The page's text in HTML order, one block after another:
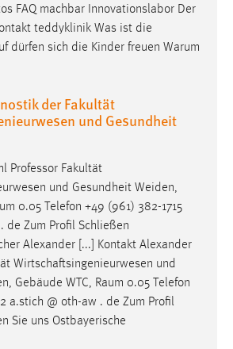
FAQ machbar Innovationslabor Der
teddyklinik Was ist die
dürfen sich die Kinder freuen Warum
der Fakultät
und Gesundheit
Professor Fakultät
und Gesundheit Weiden,
0.05 Telefon +49 (961) 382-1715
de Zum Profil Schließen
Alexander [...] Kontakt Alexander
Wirtschaftsingenieurwesen und
Gebäude WTC, Raum 0.05 Telefon
a.stich @ oth-aw . de Zum Profil
Sie uns Ostbayerische